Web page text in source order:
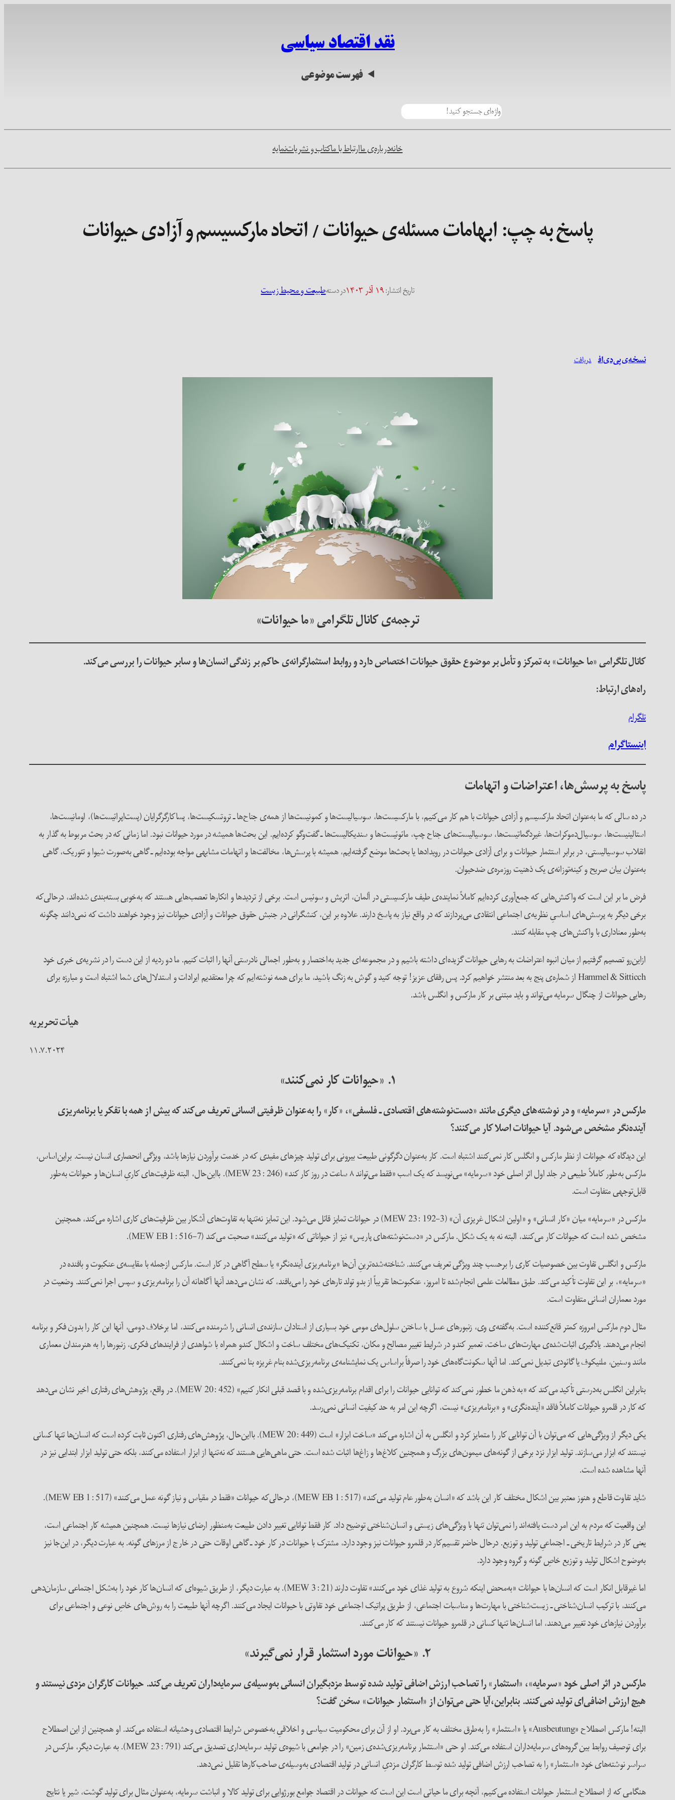
نقد اقتصاد سیاسی
فهرست موضوعی
خانهدرباره‌ی ماارتباط با ماکتاب و نشریاتنمایه
پاسخ به چپ: ابهامات مسئله‌ی حیوانات / اتحاد مارکسیسم و آزادی حیوانات
تاریخ انتشار:۱۹ آذر ۱۴۰۳ در دستهطبیعت و محیط زیست
نسخه‌ی پی‌دی‌اف دریافت
ترجمه‌ی کانال تلگرامی «ما حیوانات»
کانال تلگرامی «ما حیوانات» به‌ تمرکز و تأمل بر موضوع حقوق حیوانات اختصاص دارد و روابط استثمارگرانه‌ی حاکم بر زندگی انسان‌ها و سابر حیوانات را بررسی می‌کند.
راه‌های ارتباط:
تلگرام
اینستاگرام
پاسخ به پرسش‌ها، اعتراضات و اتهامات
در ده سالی که ما به‌عنوان اتحاد مارکسیسم و ​​آزادی حیوانات با هم کار می‌کنیم، با مارکسیست‌ها، سوسیالیست‌ها و کمونیست‌ها از همه‌ی جناح‌ها ـ تروتسکیست‌ها، پساکارگرگرایان (پست‌اپرائیست‌ها)، اومانیست‌ها،
استالینیست‌ها، سوسیال‌دموکرات‌ها، غیردگماتیست‌ها، سوسیالیست‌های جناح چپ، مائوئیست‌ها و سندیکالیست‌ها ـ گفت‌و‌گو کرده‌ایم. این بحث‌ها همیشه در مورد حیوانات نبود. اما زمانی که در بحث مربوط به گذار به
انقلاب سوسیالیستی، در برابر استثمار حیوانات و برای آزادی حیوانات در رویدادها یا بحث‌ها موضع گرفته‌ایم، همیشه با پرسش‌ها، مخالفت‌ها و اتهامات مشابهی مواجه بوده‌ایم ـ گاهی به‌صورت شیوا و تئوریک، گاهی
به‌عنوان بیان صریح و کینه‌توزانه‌ی یک ذهنیت روزمره‌ی ضد‌حیوان.
فرض ما بر این است که واکنش‌هایی که جمع‌آوری کرده‌ایم کاملاً نماینده‌ی طیف مارکسیستی در آلمان، اتریش و سوئیس است. برخی از تردیدها و انکارها تعصب‌هایی هستند که به‌خوبی بسته‌بندی شده‌اند، در‌حالی‌که
برخی دیگر به پرسش‌های اساسیِ نظریه‌ی اجتماعی انتقادی می‌پردازند که در واقع نیاز به پاسخ دارند. علاوه‌ بر این، کنشگرانی در جنبش حقوق حیوانات و آزادی حیوانات نیز وجود خواهند داشت که نمی‌دانند چگونه
به‌طور معناداری با واکنش‌های چپ مقابله کنند.
از‌این‌رو تصمیم گرفتیم از میان انبوه اعتراضات به رهایی حیوانات گزیده‌ای داشته باشیم و در مجموعه‌ای جدید به‌اختصار و به‌طور اجمالی نادرستی آنها را اثبات کنیم. ما دو ردیه از این دست را در نشریه‌ی خبری خود
Hammel & Sitticch از شماره‌ی پنج به بعد منتشر خواهیم کرد. پس رفقای عزیز! توجه کنید و گوش به زنگ باشید، ما برای همه نوشته‌ایم که چرا معتقدیم ایرادات و استدلال‌های شما اشتباه است و مبارزه برای
رهایی حیوانات از چنگال سرمایه می‌تواند و باید مبتنی بر کار مارکس و انگلس باشد.
هیأت تحریریه
۱۱.۷.۲۰۲۴
۱. «حیوانات کار نمی‌کنند»
مارکس در «سرمایه» و در نوشته‌های دیگری مانند «دست‌نوشته‌های اقتصادی ـ فلسفی»، «کار» را به‌عنوان ظرفیتی انسانی تعریف می‌کند که بیش از همه با تفکر یا برنامه‌ریزی
آینده‌نگر مشخص می‌شود. آیا حیوانات اصلا کار می‌کنند؟
این دیدگاه که حیوانات از نظر مارکس و انگلس کار نمی‌کنند اشتباه است. کار به‌عنوان دگرگونی طبیعت بیرونی برای تولید چیزهای مفیدی که در خدمت برآوردن نیازها باشد، ویژگی انحصاری انسان نیست. بر‌این‌اساس،
مارکس به‌طور کاملاً طبیعی در جلد اول اثر اصلی خود «سرمایه» می‌نویسد که یک اسب «فقط می‌تواند ۸ ساعت در روز کار کند» (MEW 23: 246). با‌این‌حال، البته ظرفیت‌های کاریِ انسان‌ها و حیوانات به‌طور
قابل‌توجهی متفاوت است.
مارکس در «سرمایه» میان «کار انسانی» و «اولین اشکال غریزی آن» (MEW 23: 192-3) در حیوانات تمایز قائل می‌شود. این تمایز نه‌تنها به تفاوت‌های آشکار بین ظرفیت‌های کاری اشاره می‌کند، همچنین
مشخص شده است که حیوانات کار می‌کنند، البته نه به یک شکل. مارکس در «دست‌نوشته‌های پاریس» نیز از حیواناتی که «تولید می‌کنند» صحبت می‌کند (MEW EB 1: 516-7).
مارکس و انگلس تفاوت بین خصوصیات کاری را برحسب چند ویژگی تعریف می‌کنند. شناخته‌شده‌ترینِ آن‌ها «برنامه‌ریزی آینده‌نگر» یا سطح آگاهی در کار است. مارکس ازجمله با مقایسه‌ی عنکبوت و بافنده در
«سرمایه»، بر این تفاوت تأکید می‌کند. طبق مطالعات علمی انجام‌شده تا امروز، عنکبوت‌ها تقریباً از بدو تولد تارهای خود را می‌بافند، که نشان می‌دهد آنها آگاهانه آن را برنامه‌ریزی و سپس اجرا نمی‌کنند. وضعیت در
مورد معماران انسانی متفاوت است.
مثال دوم مارکس امروزه کمتر قانع‌کننده است. به‌گفته‌ی وی، زنبورهای عسل با ساختن سلول‌های مومی خود بسیاری از استادان سازنده‌ی انسانی را شرمنده می‌کنند، اما بر‌خلاف دومی، آنها این کار را بدون فکر و برنامه
انجام می‌دهند. یادگیری اثبات‌شده‌ی مهارت‌های ساخت، تعمیر کندو در شرایط تغییر مصالح و مکان، تکنیک‌های مختلف ساخت و اشکال کندو همراه با شواهدی از فرایندهای فکری، زنبورها را به هنرمندان معماری
مانند وسنین، ملنیکوف یا گائودی تبدیل نمی‌کند. اما آنها سکونت‌گاه‌های خود را صرفاً بر‌اساس یک نمایشنامه‌ی برنامه‌ریزی‌شده بنام غریزه بنا نمی‌کنند.
بنابراین انگلس به‌درستی تأکید می‌کند که «به ذهن ما خطور نمی‌کند که توانایی حیوانات را برای اقدام برنامه‌ریزی‌شده و با قصد قبلی انکار کنیم» (MEW 20: 452). در واقع، پژوهش‌های رفتاری اخیر نشان می‌دهد
که کار در قلمرو حیوانات کاملاً فاقد «آینده‌نگری» و «برنامه‌ریزی» نیست، اگرچه این امر به حد کیفیت انسانی نمی‌رسد.
یکی دیگر از ویژگی‌هایی که می‌توان با آن توانایی کار را متمایز کرد و انگلس به آن اشاره می‌کند «ساخت ابزار» است (MEW 20: 449). با‌این‌حال، پژوهش‌های رفتاری اکنون ثابت کرده است که انسان‌ها تنها کسانی
نیستند که ابزار می‌سازند. تولید ابزار نزد برخی از گونه‌های میمون‌های بزرگ و همچنین کلاغ‌ها و زاغ‌ها اثبات شده است. حتی ماهی‌هایی هستند که نه‌تنها از ابزار استفاده می‌کنند، بلکه حتی تولید ابزار ابتدایی نیز در
آنها مشاهده شده است.
شاید تفاوت قاطع و هنوز معتبر بین اشکال مختلف کار این باشد که «انسان به‌طور عام تولید می‌کند» (MEW EB 1: 517)، در‌حالی‌که حیوانات «فقط در مقیاس و نیاز گونه عمل می‌کنند» (MEW EB 1: 517).
این واقعیت که مردم به این امر دست یافته‌اند را نمی‌توان تنها با ویژگی‌های زیستی و انسان‌شناختی توضیح داد. کار فقط توانایی تغییر دادن طبیعت به‌منظور ارضای نیازها نیست. همچنین همیشه کار اجتماعی است،
یعنی کار در شرایط تاریخی ـ اجتماعیِ تولید و توزیع. در‌حال حاضر تقسیم‌کار در قلمرو حیوانات نیز وجود دارد، مشترک با حیوانات در کار خود ـ گاهی اوقات حتی در خارج از مرزهای گونه. به عبارت دیگر، در این‌جا نیز
به‌وضوح اشکال تولید و توزیع خاصِ گونه و گروه‌ وجود دارد.
اما غیرقابل انکار است که انسان‌ها با حیوانات «به‌محض اینکه شروع به تولید غذای خود می‌کنند» تفاوت دارند (MEW 3: 21). به عبارت دیگر، از طریق شیوه‌ای که انسان‌ها کار خود را به‌شکل اجتماعی سازمان‌دهی
می‌کنند، با ترکیب انسان‌شناختی ـ زیست‌شناختی با مهارت‌ها و مناسبات اجتماعی، از طریق پراتیک اجتماعی خود تفاوتی با حیوانات ایجاد می‌کنند. اگرچه آنها طبیعت را به روش‌های خاصِ نوعی و اجتماعی برای
برآوردن نیازهای خود تغییر می‌دهند، اما انسان‌ها تنها کسانی در قلمرو حیوانات نیستند که کار می‌کنند.
۲. «حیوانات مورد استثمار قرار نمی‌گیرند»
مارکس در اثر اصلی خود «سرمایه»، «استثمار» را تصاحب ارزش اضافی تولید شده توسط مزدبگیران انسانی به‌وسیله‌ی سرمایه‌داران تعریف می‌کند. حیوانات کارگران مزدی نیستند و
هیچ ارزش اضافی‌ای تولید نمی‌کنند. بنابراین،آیا حتی می‌توان از «استثمار حیوانات» سخن گفت؟
البته! مارکس اصطلاح «Ausbeutung» یا «استثمار» را به‌طرق مختلف به کار می‌برد. او از آن برای محکومیت سیاسی و اخلاقیِ به‌خصوص شرایط اقتصادی وحشیانه استفاده می‌کند. او همچنین از این اصطلاح
برای توصیف روابط بین گروه‌های سرمایه‌داران استفاده می‌کند. او حتی «استثمار برنامه‌ریزی‌شده‌ی زمین» را در جوامعی با شیوه‌ی تولید سرمایه‌داری تصدیق می‌کند (MEW 23: 791). به عبارت دیگر، مارکس در
سراسر نوشته‌های خود «استثمار» را به تصاحب ارزش اضافی تولید شده توسط کارگران مزدیِ انسانی در تولید اقتصادی به‌وسیله‌ی صاحب‌کارها تقلیل نمی‌دهد.
هنگامی که از اصطلاح استثمار حیوانات استفاده می‌کنیم، آنچه برای ما حیاتی است این است که حیوانات در اقتصاد جوامع بورژوایی برای تولید کالا و انباشت سرمایه، به‌‌عنوان مثال برای تولید گوشت، شیر یا نتایج